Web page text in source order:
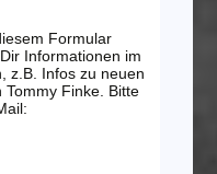
Formular
Informationen im
z.B. Infos zu neuen
Finke. Bitte